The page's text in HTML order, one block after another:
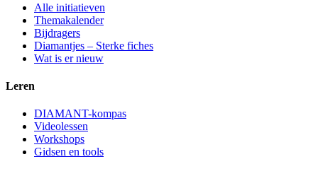
Alle initiatieven
Themakalender
Bijdragers
Diamantjes – Sterke fiches
Wat is er nieuw
Leren
DIAMANT-kompas
Videolessen
Workshops
Gidsen en tools